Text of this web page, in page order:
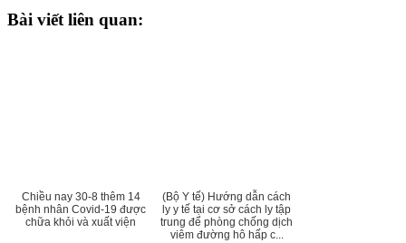
Bài viết liên quan:
Chiều nay 30-8 thêm 14
bệnh nhân Covid-19 được
chữa khỏi và xuất viện
(Bộ Y tế) Hướng dẫn cách
ly y tế tại cơ sở cách ly tập
trung để phòng chống dịch
viêm đường hô hấp c...